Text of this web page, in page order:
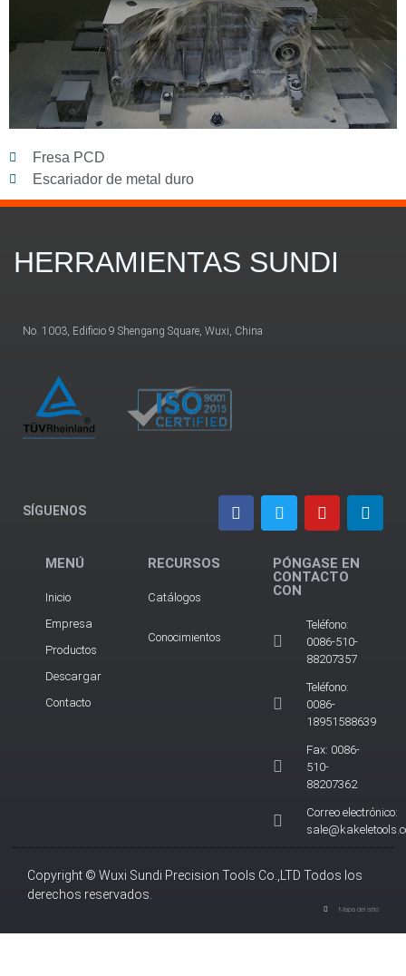
Fresa PCD
Escariador de metal duro
HERRAMIENTAS SUNDI
No. 1003, Edificio 9 Shengang Square, Wuxi, China
SÍGUENOS
MENÚ
Inicio
Empresa
Productos
Descargar
Contacto
RECURSOS
Catálogos
Conocimientos
PÓNGASE EN
CONTACTO
CON
Teléfono:
0086-510-
88207357
Teléfono:
0086-
18951588639
Fax: 0086-
510-
88207362
Correo electrónico:
Copyright © Wuxi Sundi Precision Tools Co.,LTD Todos los
derechos reservados.
Mapa del sitio